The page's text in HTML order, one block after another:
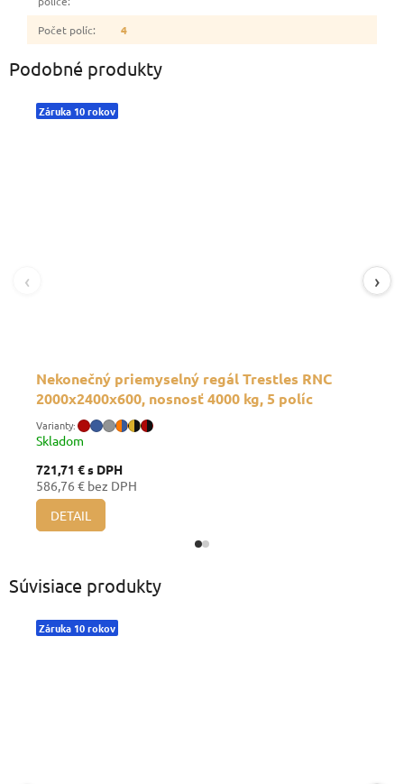
Počet políc: 4
Podobné produkty
Záruka 10 rokov
Nekonečný priemyselný regál Trestles RNC
2000x2400x600, nosnosť 4000 kg, 5 políc
Skladom
721,71 €s DPH
586,76 € bez DPH
DETAIL
‹ ›
Súvisiace produkty
Záruka 10 rokov